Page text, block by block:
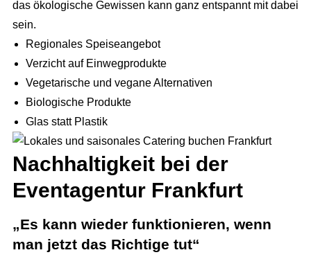
Stellenangebote
Newsletter
AGB
das ökologische Gewissen kann ganz entspannt mit dabei
sein.
Regionales Speiseangebot
Verzicht auf Einwegprodukte
Vegetarische und vegane Alternativen
Biologische Produkte
Glas statt Plastik
Nachhaltigkeit bei der
Eventagentur Frankfurt
„Es kann wieder funktionieren, wenn
man jetzt das Richtige tut“